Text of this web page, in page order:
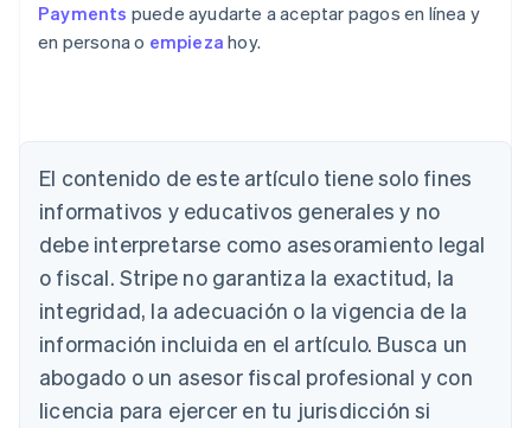
Payments puede ayudarte a aceptar pagos en línea y
en persona o empieza hoy.
El contenido de este artículo tiene solo fines
informativos y educativos generales y no
debe interpretarse como asesoramiento legal
o fiscal. Stripe no garantiza la exactitud, la
integridad, la adecuación o la vigencia de la
información incluida en el artículo. Busca un
abogado o un asesor fiscal profesional y con
licencia para ejercer en tu jurisdicción si
Alemania
DeutschEnglish
Australia
English
Austria
English
Bélgica
NederlandsFrançaisDeutschEnglish
Brasil